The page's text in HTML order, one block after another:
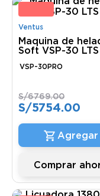
Ventus
Maquina de
Soft VSP-30 LTS
VSP-30PRO
S/6769.00
S/5754.00
Comprar